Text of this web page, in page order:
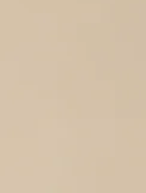
fotografiou